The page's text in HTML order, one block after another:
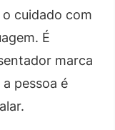
cuidado com
É
marca
pessoa é